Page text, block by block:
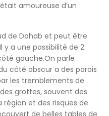
amoureuse d’un
de Dahab et peut être
y a une possibilité de 2
gauche.On parle
côté obscur a des parois
les tremblements de
grottes, souvent des
région et des risques de
de belles tables de